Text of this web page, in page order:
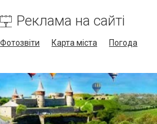
Реклама на сайті
Фотозвіти Карта міста
Погода